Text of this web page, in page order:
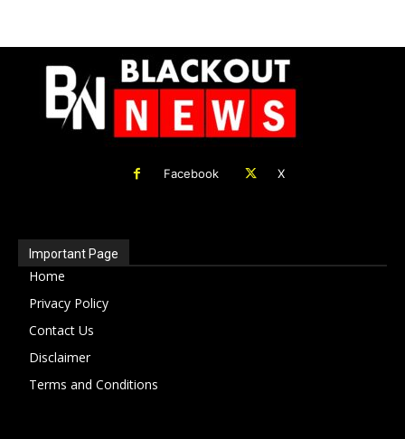
Facebook X
Important Page
Home
Privacy Policy
Contact Us
Disclaimer
Terms and Conditions